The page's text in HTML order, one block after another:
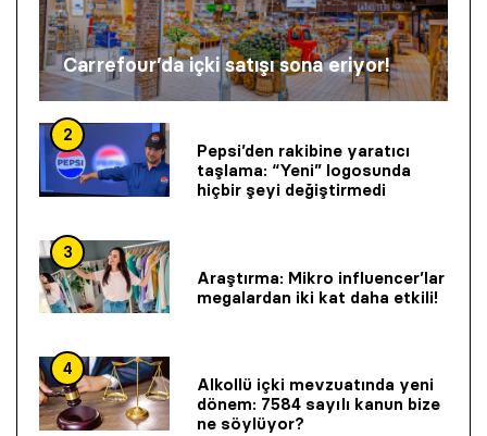
Carrefour’da içki satışı sona eriyor!
2
Pepsi’den rakibine yaratıcı
taşlama: “Yeni” logosunda
hiçbir şeyi değiştirmedi
3
Araştırma: Mikro influencer’lar
megalardan iki kat daha etkili!
4
Alkollü içki mevzuatında yeni
dönem: 7584 sayılı kanun bize
ne söylüyor?